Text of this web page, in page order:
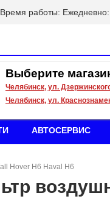
Время работы:
АВТОСЕРВИС
Hover H6 Haval H6
Выберите
Челябинск, ул.
Челябинск, ул.